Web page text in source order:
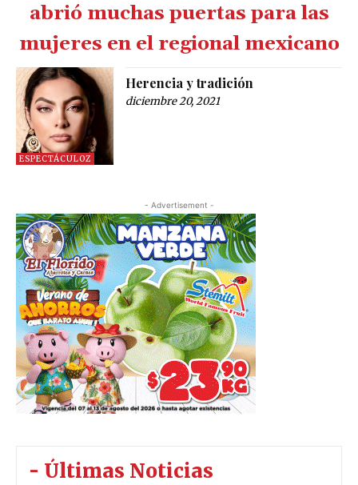
abrió muchas puertas para las
mujeres en el regional mexicano
ESPECTÁCULOZ
Herencia y tradición
diciembre 20, 2021
- Advertisement -
- Últimas Noticias